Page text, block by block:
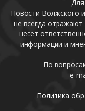
Для
Новости Волжского
не всегда отражают
несет
информации и
По
e-
Политика